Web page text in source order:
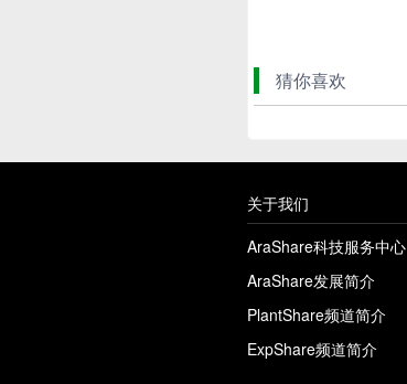
猜你喜欢
关于我们
AraShare科技服务中心
AraShare发展简介
PlantShare频道简介
ExpShare频道简介